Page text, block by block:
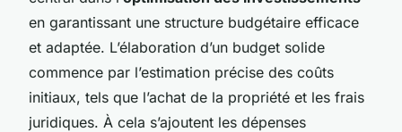
en garantissant une structure budgétaire efficace
et adaptée. L’élaboration d’un budget solide
commence par l’estimation précise des coûts
initiaux, tels que l’achat de la propriété et les frais
juridiques. À cela s’ajoutent les dépenses